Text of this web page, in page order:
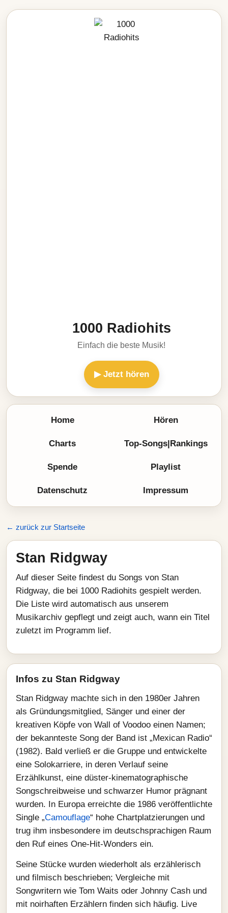
1000 Radiohits
Einfach die beste Musik!
▶ Jetzt hören
Home Hören
Charts Top-Songs|Rankings
Spende Playlist
Datenschutz Impressum
← zurück zur Startseite
Stan Ridgway
Auf dieser Seite findest du Songs von Stan
Ridgway, die bei 1000 Radiohits gespielt werden.
Die Liste wird automatisch aus unserem
Musikarchiv gepflegt und zeigt auch, wann ein Titel
zuletzt im Programm lief.
Infos zu Stan Ridgway
Stan Ridgway machte sich in den 1980er Jahren
als Gründungsmitglied, Sänger und einer der
kreativen Köpfe von Wall of Voodoo einen Namen;
der bekannteste Song der Band ist „Mexican Radio“
(1982). Bald verließ er die Gruppe und entwickelte
eine Solokarriere, in deren Verlauf seine
Erzählkunst, eine düster-kinematographische
Songschreibweise und schwarzer Humor prägnant
wurden. In Europa erreichte die 1986 veröffentlichte
Single „Camouflage“ hohe Chartplatzierungen und
trug ihm insbesondere im deutschsprachigen Raum
den Ruf eines One-Hit-Wonders ein.
Seine Stücke wurden wiederholt als erzählerisch
und filmisch beschrieben; Vergleiche mit
Songwritern wie Tom Waits oder Johnny Cash und
mit noirhaften Erzählern finden sich häufig. Live